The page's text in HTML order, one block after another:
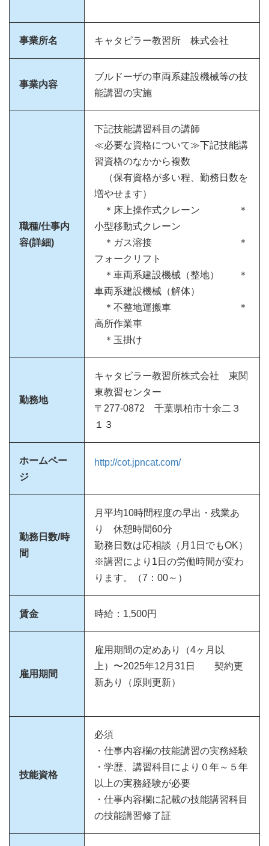
事業所名 キャタピラー教習所 株式会社
事業内容
ブルドーザの車両系建設機械等の技
能講習の実施
職種/仕事内
容(詳細)
下記技能講習科目の講師
≪必要な資格について≫下記技能講
習資格のなかから複数
（保有資格が多い程、勤務日数を
増やせます）
＊床上操作式クレーン ＊
小型移動式クレーン
＊ガス溶接 ＊
フォークリフト
＊車両系建設機械（整地） ＊
車両系建設機械（解体）
＊不整地運搬車 ＊
高所作業車
＊玉掛け
勤務地
キャタピラー教習所株式会社 東関
東教習センター
〒277-0872 千葉県柏市十余二３
１３
ホームペー
ジ
http://cot.jpncat.com/
勤務日数/時
間
月平均10時間程度の早出・残業あ
り 休憩時間60分
勤務日数は応相談（月1日でもOK）
※講習により1日の労働時間が変わ
ります。（7：00～）
賃金 時給：1,500円
雇用期間
雇用期間の定めあり（4ヶ月以
上）〜2025年12月31日 契約更
新あり（原則更新）
技能資格
必須
・仕事内容欄の技能講習の実務経験
・学歴、講習科目により０年～５年
以上の実務経験が必要
・仕事内容欄に記載の技能講習科目
の技能講習修了証